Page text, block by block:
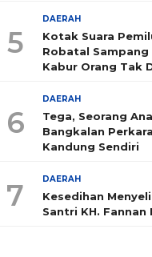
5
DAERAH
Kotak Suara
Robatal Sampang
Kabur Orang Tak
6
DAERAH
Tega, Seorang
Bangkalan
Kandung Sendiri
7 DAERAH
Kesedihan
Santri KH. Fannan